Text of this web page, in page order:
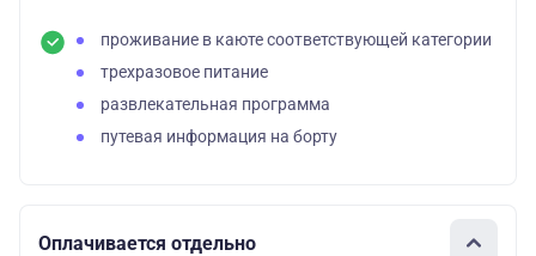
проживание в каюте соответствующей категории
трехразовое питание
развлекательная программа
путевая информация на борту
Оплачивается отдельно